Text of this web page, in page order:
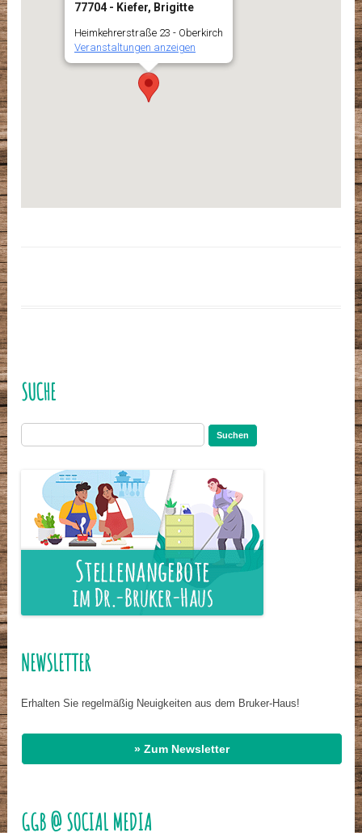
77704 - Kiefer, Brigitte
Heimkehrerstraße 23 - Oberkirch
Veranstaltungen anzeigen
SUCHE
nach:
NEWSLETTER
Erhalten Sie regelmäßig Neuigkeiten aus dem Bruker-Haus!
» Zum Newsletter
GGB @ SOCIAL MEDIA